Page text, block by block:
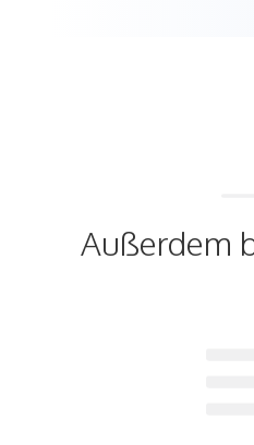
Außerdem